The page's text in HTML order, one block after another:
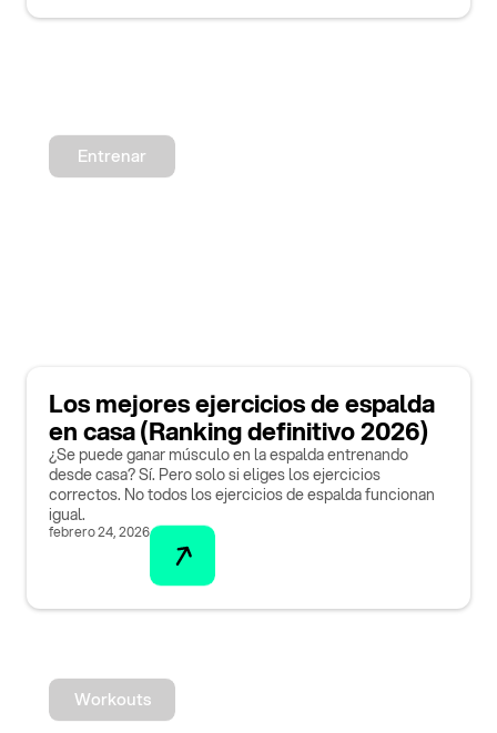
Entrenar
Los mejores ejercicios de espalda
en casa (Ranking definitivo 2026)
¿Se puede ganar músculo en la espalda entrenando
desde casa? Sí. Pero solo si eliges los ejercicios
correctos. No todos los ejercicios de espalda funcionan
igual.
febrero 24, 2026
Workouts